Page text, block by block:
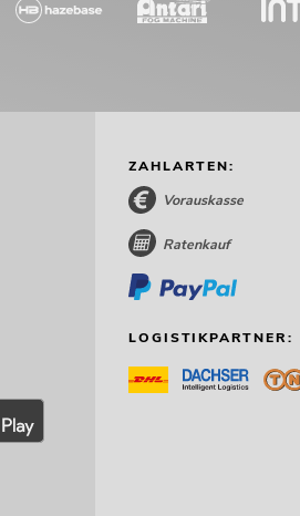
ZAHLARTEN:
Vorauskasse
Ratenkauf
LOGISTIKPARTNER: